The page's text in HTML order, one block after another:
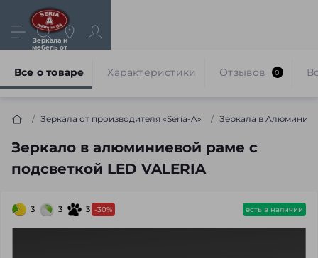
Зеркала и
мебель от
Зеркала от производителя «Seria-A» Зеркала в
Зеркало в алюминиевой раме с
подсветкой LED VALERIA
Все о товаре Характеристики Отзывов 0
3 3 3 -30% есть в наличии